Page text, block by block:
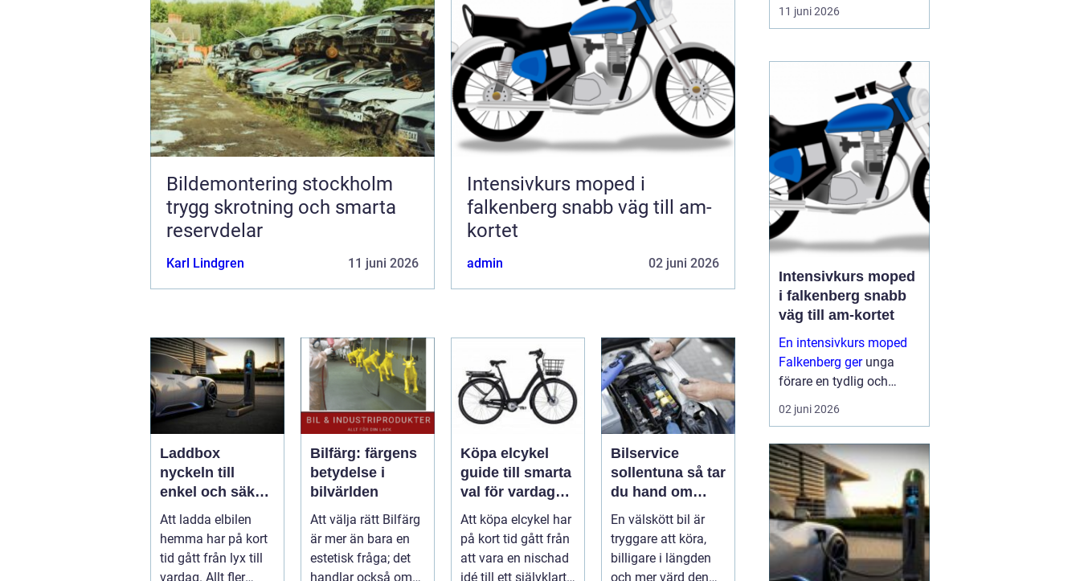
Bildemontering stockholm
trygg skrotning och smarta
reservdelar
Karl Lindgren 11 juni 2026
Intensivkurs moped i
falkenberg snabb väg till am-
kortet
admin 02 juni 2026
Laddbox
nyckeln till
enkel och säker
laddning hemma
Att ladda elbilen
hemma har på kort
tid gått från lyx till
vardag. Allt fler
Bilfärg: färgens
betydelse i
bilvärlden
Att välja rätt Bilfärg
är mer än bara en
estetisk fråga; det
handlar också om
Köpa elcykel
guide till smarta
val för vardag
och fritid
Att köpa elcykel har
på kort tid gått från
att vara en nischad
idé till ett självklart
Bilservice
sollentuna så tar
du hand om
bilen på rätt sätt
En välskött bil är
tryggare att köra,
billigare i längden
och mer värd den
många bilägare i och
bildemontering
en fråga om
miljöansvar, ekonomi
och säker hanteri...
11 juni 2026
Intensivkurs moped
i falkenberg snabb
väg till am-kortet
En intensivkurs moped
Falkenberg gerunga
förare en tydlig och
fokuserad väg mot AM-
körkortet. I stället för att
över flera månader
samlas teori och
praktiska moment under
ett...
02 juni 2026